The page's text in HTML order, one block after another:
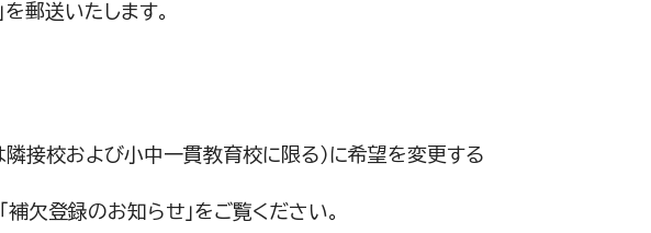
郵送いたします。
接校および小中一貫教育校に限る）に希望を変更する
欠登録のお知らせ」をご覧ください。